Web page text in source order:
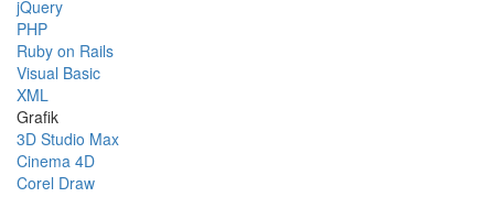
jQuery
PHP
Ruby on Rails
Visual Basic
XML
Grafik
3D Studio Max
Cinema 4D
Corel Draw